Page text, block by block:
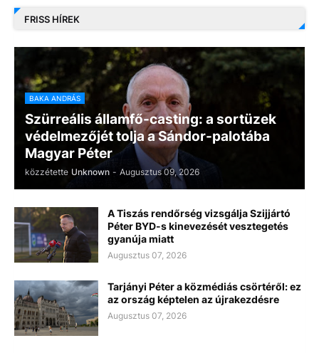
FRISS HÍREK
BAKA ANDRÁS
Szürreális államfő-casting: a sortüzek
védelmezőjét tolja a Sándor-palotába
Magyar Péter
közzétette Unknown - Augusztus 09, 2026
A Tiszás rendőrség vizsgálja Szijjártó
Péter BYD-s kinevezését vesztegetés
gyanúja miatt
Augusztus 07, 2026
Tarjányi Péter a közmédiás csörtéről: ez
az ország képtelen az újrakezdésre
Augusztus 07, 2026